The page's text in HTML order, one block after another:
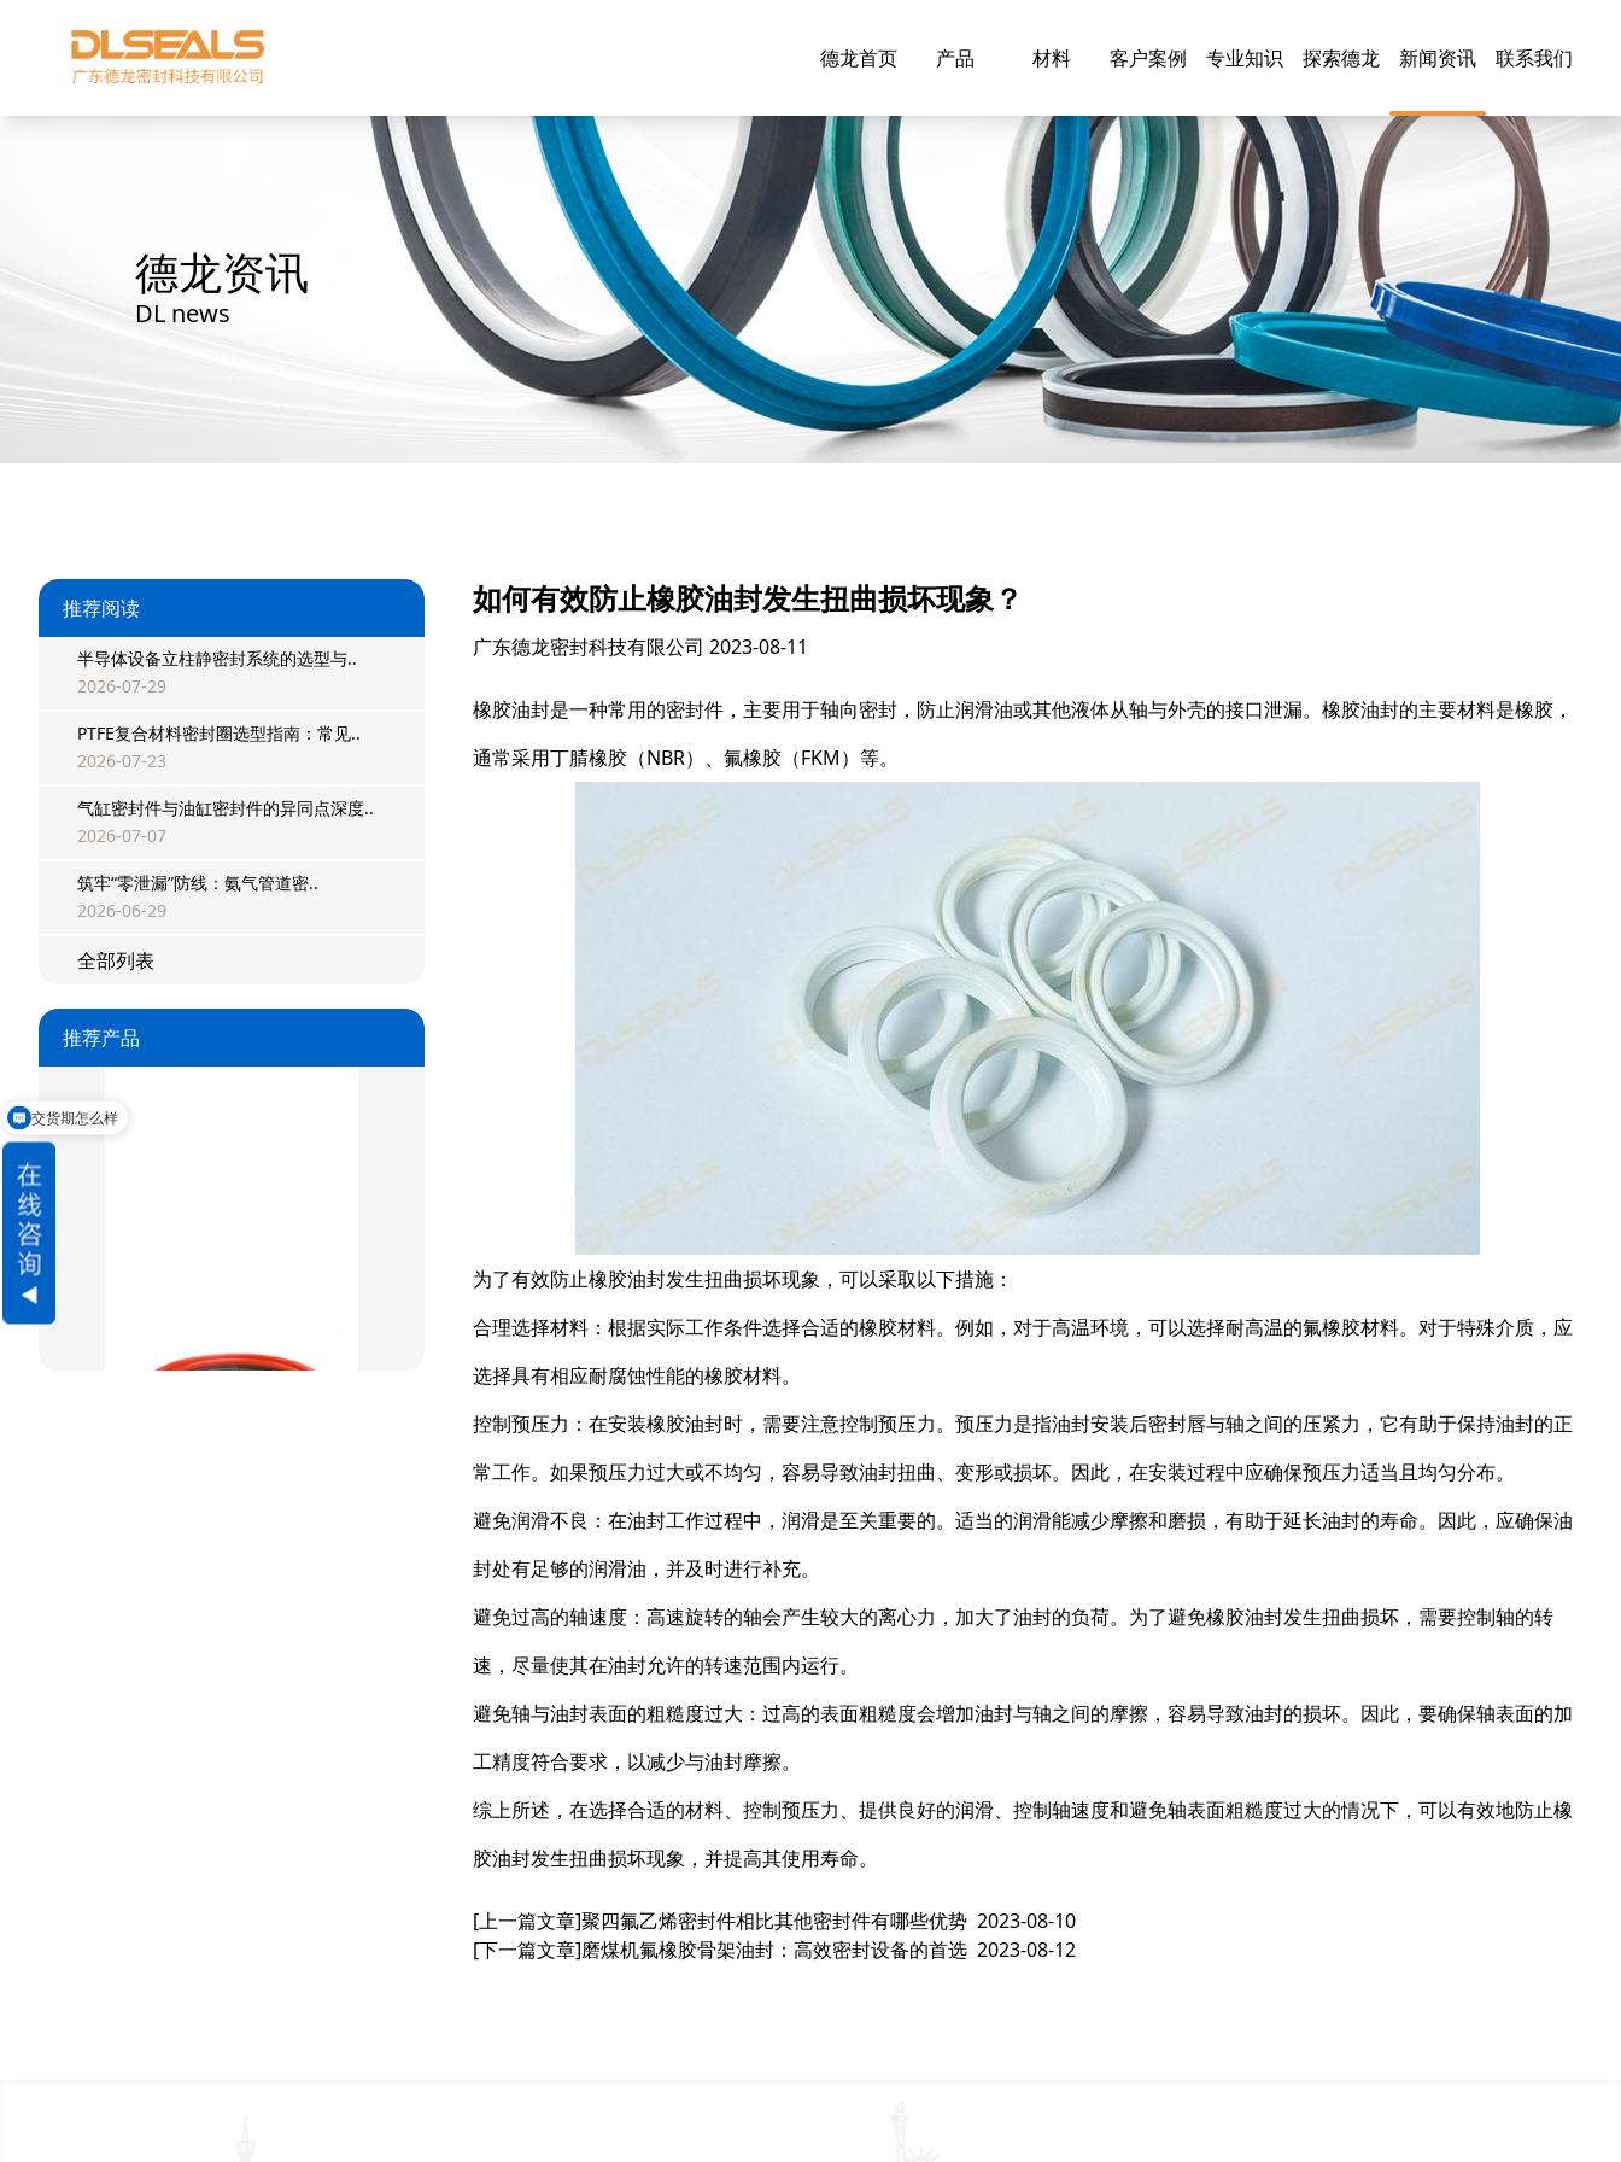
德龙首页 产品 材料 客户案例 专业知识 探索德龙 新闻资讯 联系我们
德龙资讯
DL news
推荐阅读
半导体设备立柱静密封系统的选型与..
2026-07-29
PTFE复合材料密封圈选型指南：常见..
2026-07-23
气缸密封件与油缸密封件的异同点深度..
2026-07-07
筑牢“零泄漏”防线：氨气管道密..
2026-06-29
全部列表
推荐产品
星型双O组合
星型双O组合
如何有效防止橡胶油封发生扭曲损坏现象？
广东德龙密封科技有限公司 2023-08-11
橡胶油封是一种常用的密封件，主要用于轴向密封，防止润滑油或其他液体从轴与外壳的接口泄漏。橡胶油封的主要材料是橡胶，
通常采用丁腈橡胶（NBR）、氟橡胶（FKM）等。
为了有效防止橡胶油封发生扭曲损坏现象，可以采取以下措施：
合理选择材料：根据实际工作条件选择合适的橡胶材料。例如，对于高温环境，可以选择耐高温的氟橡胶材料。对于特殊介质，应
选择具有相应耐腐蚀性能的橡胶材料。
控制预压力：在安装橡胶油封时，需要注意控制预压力。预压力是指油封安装后密封唇与轴之间的压紧力，它有助于保持油封的正
常工作。如果预压力过大或不均匀，容易导致油封扭曲、变形或损坏。因此，在安装过程中应确保预压力适当且均匀分布。
避免润滑不良：在油封工作过程中，润滑是至关重要的。适当的润滑能减少摩擦和磨损，有助于延长油封的寿命。因此，应确保油
封处有足够的润滑油，并及时进行补充。
避免过高的轴速度：高速旋转的轴会产生较大的离心力，加大了油封的负荷。为了避免橡胶油封发生扭曲损坏，需要控制轴的转
速，尽量使其在油封允许的转速范围内运行。
避免轴与油封表面的粗糙度过大：过高的表面粗糙度会增加油封与轴之间的摩擦，容易导致油封的损坏。因此，要确保轴表面的加
工精度符合要求，以减少与油封摩擦。
综上所述，在选择合适的材料、控制预压力、提供良好的润滑、控制轴速度和避免轴表面粗糙度过大的情况下，可以有效地防止橡
胶油封发生扭曲损坏现象，并提高其使用寿命。
[上一篇文章]聚四氟乙烯密封件相比其他密封件有哪些优势 2023-08-10
[下一篇文章]磨煤机氟橡胶骨架油封：高效密封设备的首选 2023-08-12
交货期怎么样